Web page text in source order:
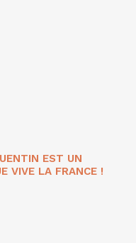
EST UN
VIVE LA FRANCE !